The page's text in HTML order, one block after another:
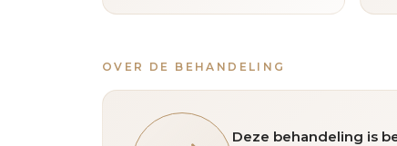
OVER DE BEHANDELING
Deze behandeling is